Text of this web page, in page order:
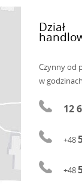
Dział
Czynny od
w
12
+48
+48